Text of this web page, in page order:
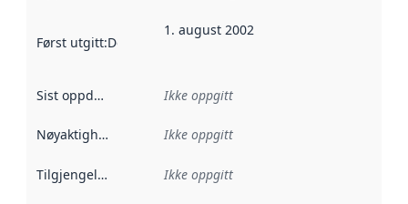
Først utgitt:Denne datoen sier når dataene i dette
1. august 2002
Sist oppdatert Ikke oppgitt
Nøyaktighet Ikke oppgitt
Tilgjengelighet Ikke oppgitt